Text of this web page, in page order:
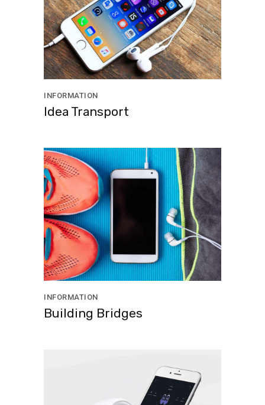
INFORMATION
Idea Transport
INFORMATION
Building Bridges